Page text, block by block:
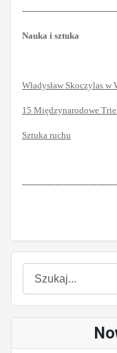
Szukaj
Nauka i sztuka
Władysław Skoczylas w
15 Międzynarodowe
Sztuka ruchu